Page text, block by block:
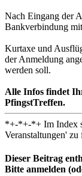
Nach Eingang der
Bankverbindung
Kurtaxe und
der Anmeldung
werden soll.
Alle Infos findet
PfingstTreffen.
*+-*+-*+ Im Index
Veranstaltungen'
Dieser Beitrag
Bitte anmelden